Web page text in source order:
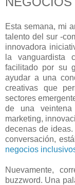
Esta semana, mi
talento del sur -
innovadora
la vanguardista
facilitado por su
ayudar a una
creativas que
sectores
de una
marketing,
decenas de
conversación,
negocios
Nuevamente,
buzzword. Una